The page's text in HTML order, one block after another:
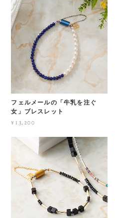
フェルメールの「牛乳を注ぐ
女」ブレスレット
¥13,200